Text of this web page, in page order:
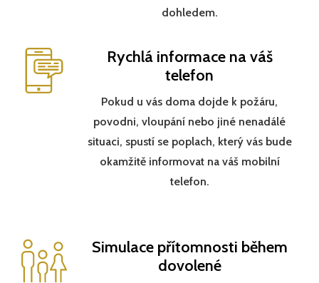
dohledem.
Rychlá informace na váš
telefon
Pokud u vás doma dojde k požáru,
povodni, vloupání nebo jiné nenadálé
situaci, spustí se poplach, který vás bude
okamžitě informovat na váš mobilní
telefon.
Simulace přítomnosti během
dovolené